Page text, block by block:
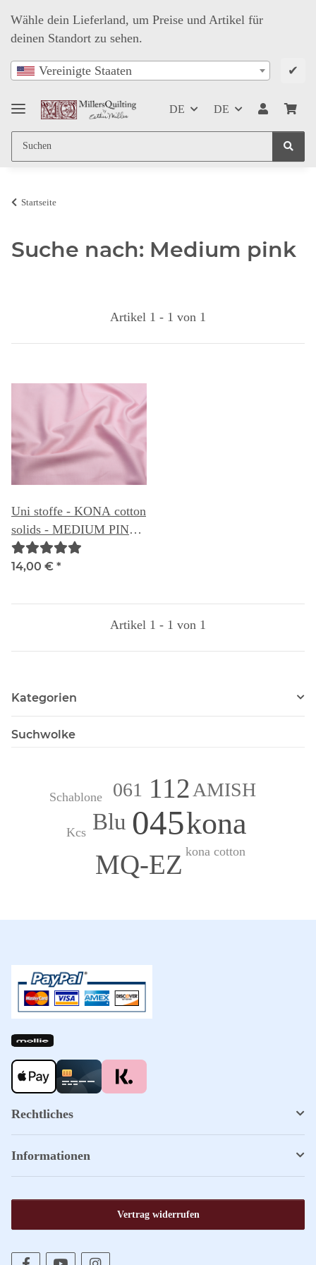
Wähle dein Lieferland, um Preise und Artikel für
deinen Standort zu sehen.
Vereinigte Staaten ✔
DE DE
Startseite
Suche nach: Medium pink
Artikel 1 - 1 von 1
Uni stoffe - KONA cotton
solids - MEDIUM PINK
029
14,00 € *
Artikel 1 - 1 von 1
Kategorien
Suchwolke
045kona
MQ-EZ
112
Blu
AMISH
061
Kcs
Schablone
kona cotton
Rechtliches
Informationen
Vertrag widerrufen